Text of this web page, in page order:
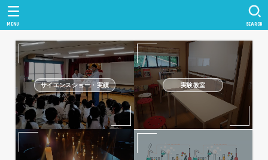
SEARCH
MENU
サイエンスショー・実績 実験教室